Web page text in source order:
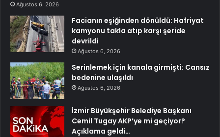
Ağustos 6, 2026
Facianın eşiğinden dönüldü: Hafriyat
kamyonu takla atıp karşı şeride
devrildi
Ağustos 6, 2026
Serinlemek için kanala girmişti: Cansız
bedenine ulaşıldı
Ağustos 6, 2026
İzmir Büyükşehir Belediye Başkanı
Cemil Tugay AKP’ye mi geçiyor?
Açıklama geldi…